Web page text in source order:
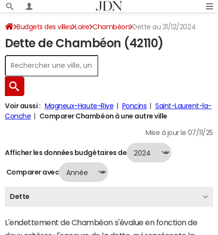
Budgets des villes Loire Chambéon Dette au 31/12/2024
Dette de Chambéon (42110)
Voir aussi : Magneux-Haute-Rive Poncins
Saint-Laurent-la-
Conche
Comparer Chambéon à une autre ville
Mise à jour le 07/11/25
Afficher les données budgétaires de
Comparer avec
Dette
L'endettement de Chambéon s'évalue en fonction de